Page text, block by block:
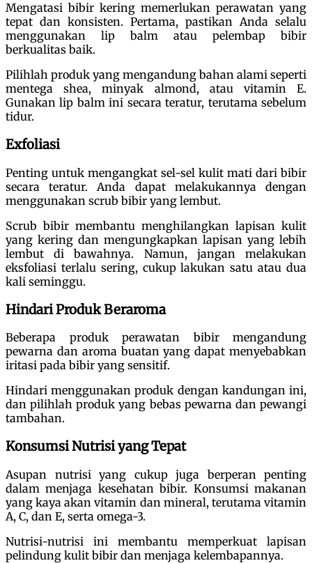
Mengatasi bibir kering memerlukan perawatan yang
tepat dan konsisten. Pertama, pastikan Anda selalu
menggunakan lip balm atau pelembap bibir
berkualitas baik.
Pilihlah produk yang mengandung bahan alami seperti
mentega shea, minyak almond, atau vitamin E.
Gunakan lip balm ini secara teratur, terutama sebelum
tidur.
Exfoliasi
Penting untuk mengangkat sel-sel kulit mati dari bibir
secara teratur. Anda dapat melakukannya dengan
menggunakan scrub bibir yang lembut.
Scrub bibir membantu menghilangkan lapisan kulit
yang kering dan mengungkapkan lapisan yang lebih
lembut di bawahnya. Namun, jangan melakukan
eksfoliasi terlalu sering, cukup lakukan satu atau dua
kali seminggu.
Hindari Produk Beraroma
Beberapa produk perawatan bibir mengandung
pewarna dan aroma buatan yang dapat menyebabkan
iritasi pada bibir yang sensitif.
Hindari menggunakan produk dengan kandungan ini,
dan pilihlah produk yang bebas pewarna dan pewangi
tambahan.
Konsumsi Nutrisi yang Tepat
Asupan nutrisi yang cukup juga berperan penting
dalam menjaga kesehatan bibir. Konsumsi makanan
yang kaya akan vitamin dan mineral, terutama vitamin
A, C, dan E, serta omega-3.
Nutrisi-nutrisi ini membantu memperkuat lapisan
pelindung kulit bibir dan menjaga kelembapannya.